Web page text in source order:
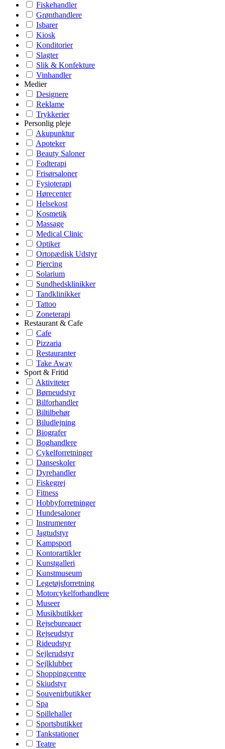
Fiskehandler
Grønthandlere
Isbarer
Kiosk
Konditorier
Slagter
Slik & Konfekture
Vinhandler
Medier
Designere
Reklame
Trykkerier
Personlig pleje
Akupunktur
Apoteker
Beauty Saloner
Fodterapi
Frisørsaloner
Fysioterapi
Hørecenter
Helsekost
Kosmetik
Massage
Medical Clinic
Optiker
Ortopædisk Udstyr
Piercing
Solarium
Sundhedsklinikker
Tandklinikker
Tattoo
Zoneterapi
Restaurant & Cafe
Cafe
Pizzaria
Restauranter
Take Away
Sport & Fritid
Aktiviteter
Børneudstyr
Bilforhandler
Biltilbehør
Biludlejning
Biografer
Boghandlere
Cykelforretninger
Danseskoler
Dyrehandler
Fiskegrej
Fitness
Hobbyforretninger
Hundesaloner
Instrumenter
Jagtudstyr
Kampsport
Kontorartikler
Kunstgalleri
Kunstmuseum
Legetøjsforretning
Motorcykelforhandlere
Museer
Musikbutikker
Rejsebureauer
Rejseudstyr
Rideudstyr
Sejlerudstyr
Sejlklubber
Shoppingcentre
Skiudstyr
Souvenirbutikker
Spa
Spillehaller
Sportsbutikker
Tankstationer
Teatre